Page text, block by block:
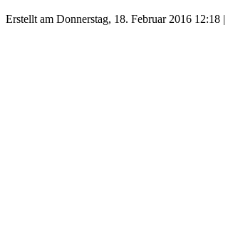
Erstellt am Donnerstag, 18. Februar 2016 12:18 |